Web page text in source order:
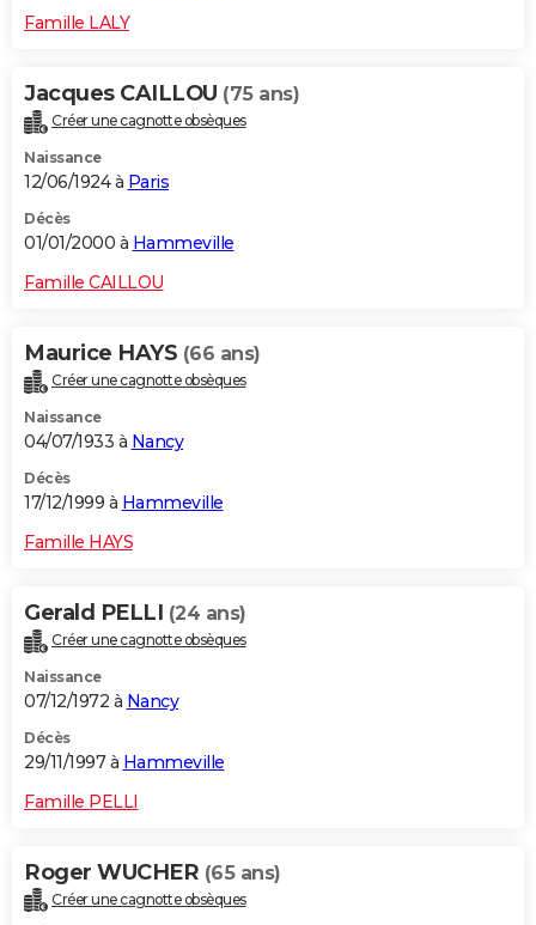
Famille LALY
Jacques CAILLOU (75 ans)
Créer une cagnotte obsèques
Naissance
12/06/1924 à Paris
Décès
01/01/2000 à Hammeville
Famille CAILLOU
Maurice HAYS (66 ans)
Créer une cagnotte obsèques
Naissance
04/07/1933 à Nancy
Décès
17/12/1999 à Hammeville
Famille HAYS
Gerald PELLI (24 ans)
Créer une cagnotte obsèques
Naissance
07/12/1972 à Nancy
Décès
29/11/1997 à Hammeville
Famille PELLI
Roger WUCHER (65 ans)
Créer une cagnotte obsèques